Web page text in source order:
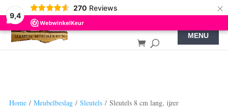
9,4
270 Reviews ×
Home/ Meubelbeslag/ Sleutels/ Sleutels 8 cm lang, ijzer